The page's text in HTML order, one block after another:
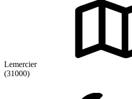
Lemercier
(31000)